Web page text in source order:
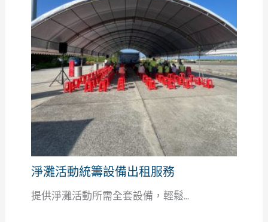
淨灘活動統籌設備出租服務
提供淨灘活動所需全套設備，輕鬆...